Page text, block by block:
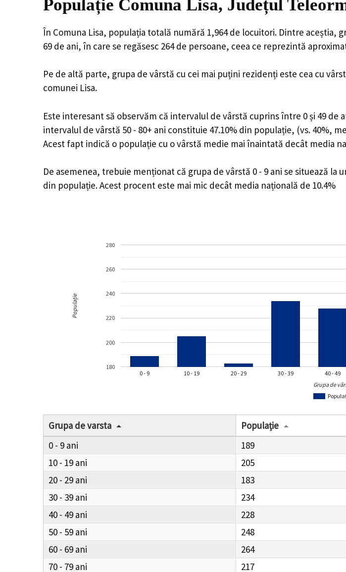
Populație Comuna Lisa, Județul
În Comuna Lisa, populația totală numără 1,964 de locuitori. Dintre aceștia,
69 de ani, în care se regăsesc 264 de persoane, ceea ce reprezintă
Pe de altă parte, grupa de vârstă cu cei mai puțini rezidenți este cea cu
comunei Lisa.
Este interesant să observăm că intervalul de vârstă cuprins între 0 și 49 de
intervalul de vârstă 50 - 80+ ani constituie 47.10% din populație, (vs. 40%,
Acest fapt indică o populație cu o vârstă medie mai înaintată decât media
De asemenea, trebuie menționat că grupa de vârstă 0 - 9 ani se situează
din populație. Acest procent este mai mic decât media națională de 10.4%
0 - 9 10 - 19 20 - 29 30 - 39 40 - 49
180
200
220
240
260
280
Grupa de
Populație
Grupa de varsta Populație
0 - 9
189
10 - 19
205
20 - 29
183
30 - 39
234
40 - 49
228
50 - 59
248
60 - 69
264
70 - 79
217